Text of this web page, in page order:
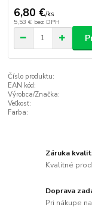
6,80 €/ks
5,53 € bez DPH
Číslo produktu:
EAN kód:
Výrobca/Značka:
Veľkosť:
Farba:
Záruka
Kvalitné
Doprava
Pri nákupe